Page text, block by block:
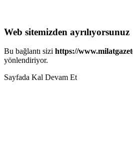
Web sitemizden ayrılıyorsunuz
Bu bağlantı sizi https://
yönlendiriyor.
Sayfada Kal Devam Et